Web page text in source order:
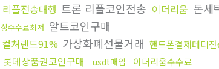
리플전송대행 트론 리플코인전송 이더리움 돈세
싱수수료최저 알트코인구매
컬쳐랜드91% 가상화폐선물거래 핸드폰결제테더전
롯데상품권코인구매 usdt매입 이더리움수수료